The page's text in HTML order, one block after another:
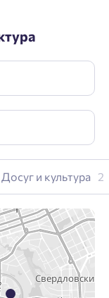
Досуг и культура 2